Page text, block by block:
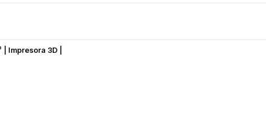
Impresora 3D |